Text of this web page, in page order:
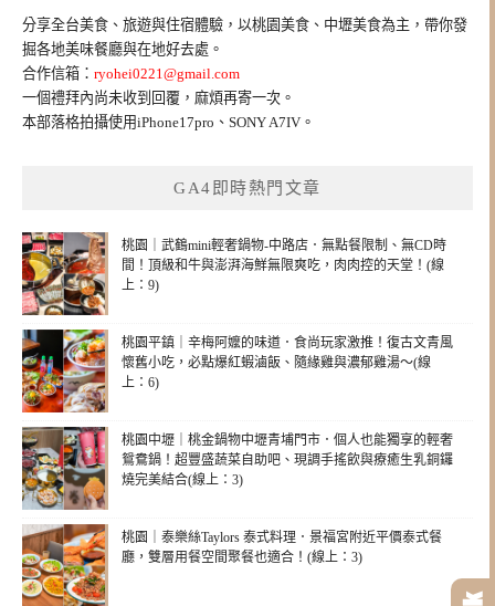
鍵
字:
分享全台美食、旅遊與住宿體驗，以桃園美食、中壢美食為主，帶你發
掘各地美味餐廳與在地好去處。
合作信箱： ryohei0221@gmail.com
一個禮拜內尚未收到回覆，麻煩再寄一次。
本部落格拍攝使用iPhone17pro、SONY A7IV。
GA4即時熱門文章
桃園｜武鶴mini輕奢鍋物-中路店．無點餐限制、無CD時
間！頂級和牛與澎湃海鮮無限爽吃，肉肉控的天堂！(線
上：9)
桃園平鎮｜辛梅阿嬤的味道．食尚玩家激推！復古文青風
懷舊小吃，必點爆紅蝦滷飯、隨緣雞與濃郁雞湯～(線
上：6)
桃園中壢｜桃金鍋物中壢青埔門市．個人也能獨享的輕奢
鴛鴦鍋！超豐盛蔬菜自助吧、現調手搖飲與療癒生乳銅鑼
燒完美結合(線上：3)
桃園｜泰樂絲Taylors 泰式料理．景福宮附近平價泰式餐
廳，雙層用餐空間聚餐也適合！(線上：3)